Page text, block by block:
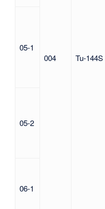
004 Tu-144S
05-1
05-2
06-1